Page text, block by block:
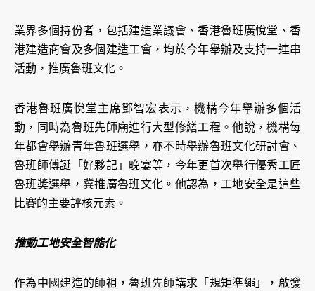
業界多個持份者，包括建造業議會、香港魯班廣悅堂、香
港建造商會及多個建造工會，均於今年舉辦及支持一連串
活動，推廣魯班文化。
香港魯班廣悅堂主席鄧智宏表示，機構今年舉辦多個活
動，同時為魯班先師廟進行大型修繕工程。他說，機構每
年都會舉辦青年魯班選舉，亦不時舉辦魯班文化研討會、
魯班師傅誕「好夥記」晚宴等，今年更首次舉行優秀工匠
魯班奬選舉，冀推廣魯班文化。他認為，工地安全是這些
比賽的主要評核元素。
推動工地安全智能化
作為中國建造的師祖，魯班先師講求「規矩準繩」，啟發